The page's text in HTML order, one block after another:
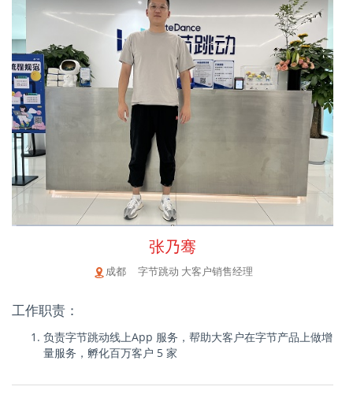
张乃骞
成都 字节跳动 大客户销售经理
工作职责：
负责字节跳动线上App 服务，帮助大客户在字节产品上做增
量服务，孵化百万客户 5 家